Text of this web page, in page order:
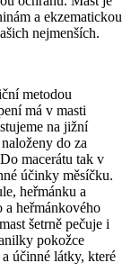
a ekzematickou
nejmenších.
metodou
má v masti
na jižní
do za
macerátu tak v
účinky měsíčku.
heřmánku a
heřmánkového
šetrně pečuje i
pokožce
účinné látky, které